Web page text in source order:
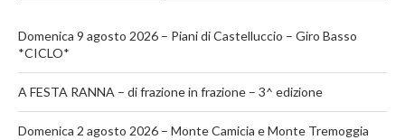
Domenica 9 agosto 2026 – Piani di Castelluccio – Giro Basso
*CICLO*
A FESTA RANNA – di frazione in frazione – 3^ edizione
Domenica 2 agosto 2026 – Monte Camicia e Monte Tremoggia